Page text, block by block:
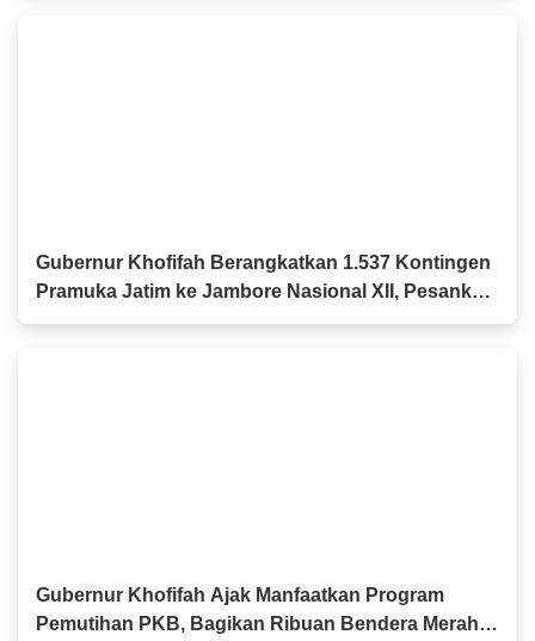
Gubernur Khofifah Berangkatkan 1.537 Kontingen
Pramuka Jatim ke Jambore Nasional XII, Pesankan
Semangat Persaudaraan
Gubernur Khofifah Ajak Manfaatkan Program
Pemutihan PKB, Bagikan Ribuan Bendera Merah